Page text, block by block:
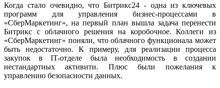
Когда стало очевидно, что Битрикс24 - одна из ключевых
программ для управления бизнес-процессами в
«СберМаркетинг», на первый план вышла задача перенести
Битрикс с облачного решения на коробочное. Коллеги из
«СберМаркетинг» поняли, что облачного функционала может
быть недостаточно. К примеру, для реализации процесса
закупок в IT-отделе была необходимость в создании
нестандартных активити. Плюс были пожелания к
управлению безопасности данных.